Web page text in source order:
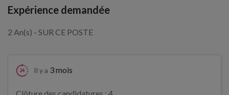
Expérience demandée
2 An(s) - SUR CE POSTE
Il y a 3 mois